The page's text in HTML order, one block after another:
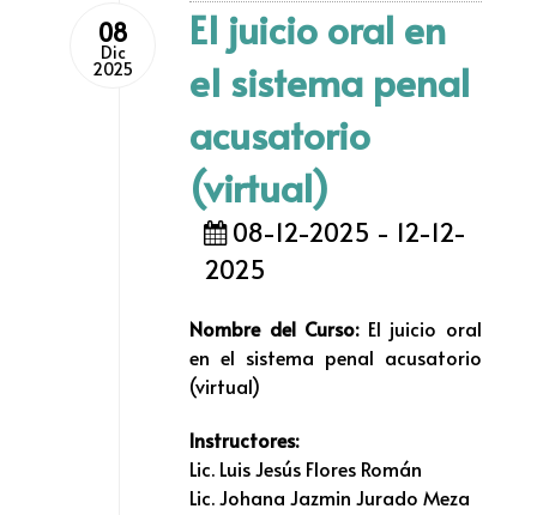
08
Dic
2025
El juicio oral en
el sistema penal
acusatorio
(virtual)
08-12-2025 - 12-12-
2025
Nombre del Curso:El juicio oral
en el sistema penal acusatorio
(virtual)
Instructores:
Lic. Luis Jesús Flores Román
Lic. Johana Jazmin Jurado Meza